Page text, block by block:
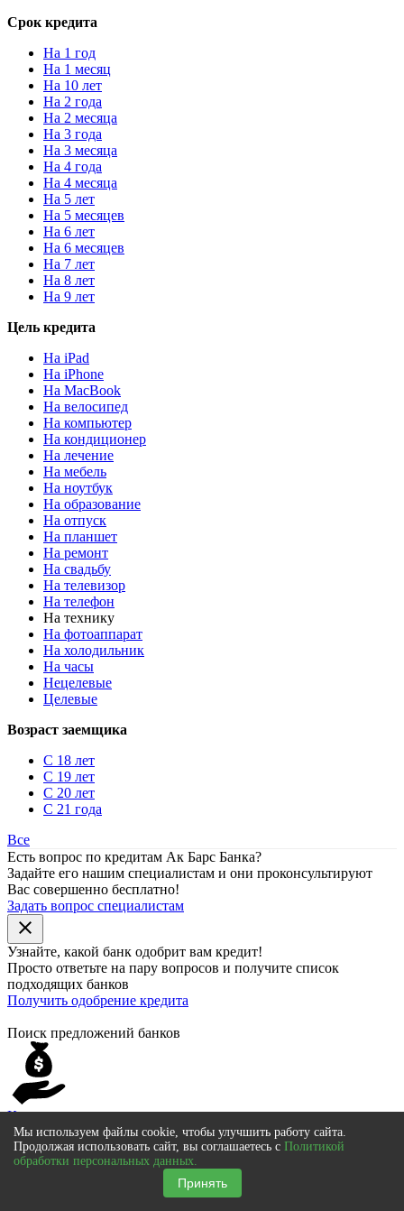
Срок кредита
На 1 год
На 1 месяц
На 10 лет
На 2 года
На 2 месяца
На 3 года
На 3 месяца
На 4 года
На 4 месяца
На 5 лет
На 5 месяцев
На 6 лет
На 6 месяцев
На 7 лет
На 8 лет
На 9 лет
Цель кредита
На iPad
На iPhone
На MacBook
На велосипед
На компьютер
На кондиционер
На лечение
На мебель
На ноутбук
На образование
На отпуск
На планшет
На ремонт
На свадьбу
На телевизор
На телефон
На технику
На фотоаппарат
На холодильник
На часы
Нецелевые
Целевые
Возраст заемщика
С 18 лет
С 19 лет
С 20 лет
С 21 года
Все
Есть вопрос по кредитам Ак Барс Банка?
Задайте его нашим специалистам и они проконсультируют
Вас совершенно бесплатно!
Задать вопрос специалистам
close
Узнайте, какой банк одобрит вам кредит!
Просто ответьте на пару вопросов и получите список
подходящих банков
Получить одобрение кредита
Поиск предложений банков
Кредит
Возьми деньги на любые цели!
Мы используем файлы cookie, чтобы улучшить работу сайта.
Продолжая использовать сайт, вы соглашаетесь с Политикой
обработки персональных данных.
Принять